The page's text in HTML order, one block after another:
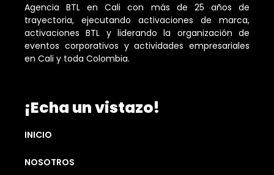
Agencia BTL en Cali con más de 25 años de
trayectoria, ejecutando activaciones de marca,
activaciones BTL y liderando la organización de
eventos corporativos y actividades empresariales
en Cali y toda Colombia.
¡Echa un vistazo!
INICIO
NOSOTROS